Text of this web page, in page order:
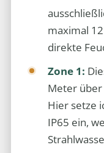
maximal
direkte
Zone 1:
Meter über
Hier setze
IP65 ein,